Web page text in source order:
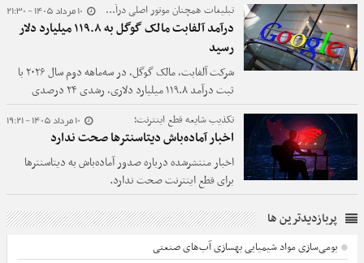
10 مرداد 1405 - 21:30 تبلیغات همچنان موتور اصلی درآمد گوگل؛
درآمد آلفابت مالک گوگل به ۱۱۹.۸ میلیارد دلار
رسید
شرکت آلفابت، مالک گوگل، در سه‌ماهه دوم سال ۲۰۲۶ با
ثبت درآمد ۱۱۹.۸ میلیارد دلاری، رشدی ۲۴ درصدی
نسبت به مدت مشابه سال گذشته را به ثبت رساند؛
عملکردی که فراتر از پیش‌بینی تحلیلگران بود.
10 مرداد 1405 - 19:21 تکذیب شایعه قطع اینترنت؛
اخبار آماده‌باش دیتاسنترها صحت ندارد
اخبار منتشرشده درباره صدور آماده‌باش به دیتاسنترها
برای قطع اینترنت صحت ندارد.
پربازدیدترین ها
بومی‌سازی مواد شیمیایی بهسازی آب‌های صنعتی